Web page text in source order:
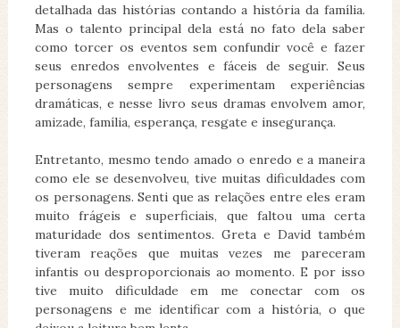
detalhada das histórias contando a história da família.
Mas o talento principal dela está no fato dela saber
como torcer os eventos sem confundir você e fazer
seus enredos envolventes e fáceis de seguir. Seus
personagens sempre experimentam experiências
dramáticas, e nesse livro seus dramas envolvem amor,
amizade, família, esperança, resgate e insegurança.
Entretanto, mesmo tendo amado o enredo e a maneira
como ele se desenvolveu, tive muitas dificuldades com
os personagens. Senti que as relações entre eles eram
muito frágeis e superficiais, que faltou uma certa
maturidade dos sentimentos. Greta e David também
tiveram reações que muitas vezes me pareceram
infantis ou desproporcionais ao momento. E por isso
tive muito dificuldade em me conectar com os
personagens e me identificar com a história, o que